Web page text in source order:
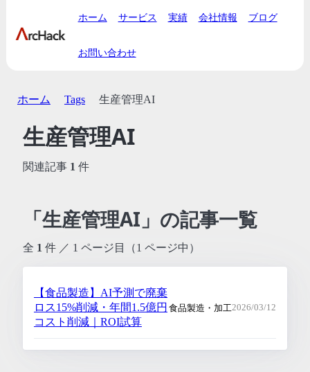
ホーム サービス 実績 会社情報 ブログ
お問い合わせ
ホーム Tags 生産管理AI
生産管理AI
関連記事 1 件
「生産管理AI」の記事一覧
全 1 件 ／ 1 ページ目（1 ページ中）
【食品製造】AI予測で廃棄
ロス15%削減・年間1.5億円
コスト削減｜ROI試算
食品製造・加工2026/03/12